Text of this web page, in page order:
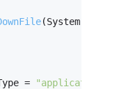
=
"application/